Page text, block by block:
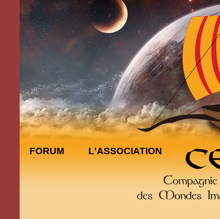
FORUM L'ASSOCIATION